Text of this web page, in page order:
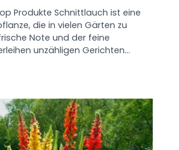
Produkte Schnittlauch ist eine
die in vielen Gärten zu
Note und der feine
unzähligen Gerichten…